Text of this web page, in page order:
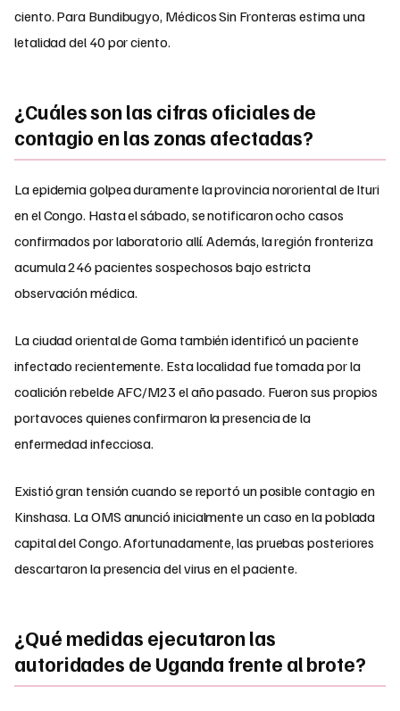
ciento. Para Bundibugyo, Médicos Sin Fronteras estima una
letalidad del 40 por ciento.
¿Cuáles son las cifras oficiales de
contagio en las zonas afectadas?
La epidemia golpea duramente la provincia nororiental de Ituri
en el Congo. Hasta el sábado, se notificaron ocho casos
confirmados por laboratorio allí. Además, la región fronteriza
acumula 246 pacientes sospechosos bajo estricta
observación médica.
La ciudad oriental de Goma también identificó un paciente
infectado recientemente. Esta localidad fue tomada por la
coalición rebelde AFC/M23 el año pasado. Fueron sus propios
portavoces quienes confirmaron la presencia de la
enfermedad infecciosa.
Existió gran tensión cuando se reportó un posible contagio en
Kinshasa. La OMS anunció inicialmente un caso en la poblada
capital del Congo. Afortunadamente, las pruebas posteriores
descartaron la presencia del virus en el paciente.
¿Qué medidas ejecutaron las
autoridades de Uganda frente al brote?